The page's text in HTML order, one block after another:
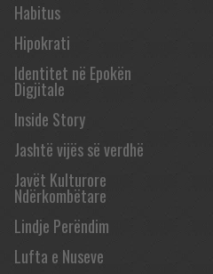
Habitus
Hipokrati
Identitet në Epokën
Digjitale
Inside Story
Jashtë vijës së verdhë
Javët Kulturore
Ndërkombëtare
Lindje Perëndim
Lufta e Nuseve